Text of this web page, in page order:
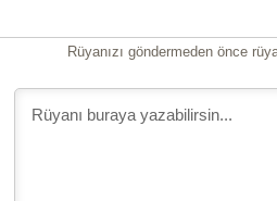
Rüyanızı göndermeden önce